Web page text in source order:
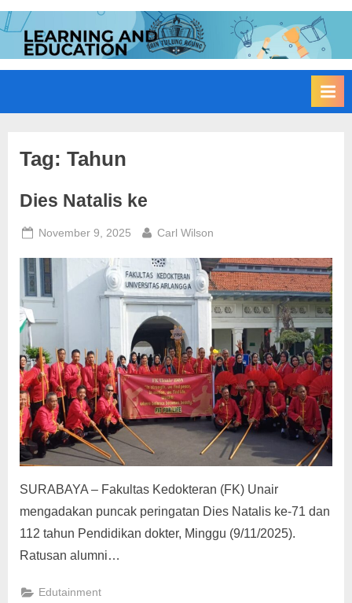
Skip
to
content
I
A
N
A
g
u
n
g
Edukasi
Membangun
Tag: Tahun
Dies Natalis ke
Posted
November 9, 2025 By
Carl Wilson
SURABAYA – Fakultas Kedokteran (FK) Unair
mengadakan puncak peringatan Dies Natalis ke-71 dan
112 tahun Pendidikan dokter, Minggu (9/11/2025).
Ratusan alumni…
Edutainment